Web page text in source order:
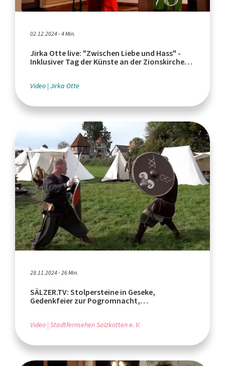
02.12.2024 - 4 Min.
Jirka Otte live: "Zwischen Liebe und Hass" -
Inklusiver Tag der Künste an der Zionskirche
Video Jirka Otte
28.11.2024 - 26 Min.
SÄLZER.TV: Stolpersteine in Geseke,
Gedenkfeier zur Pogromnacht,
Video Stadtfernsehen Salzkotten e. V.